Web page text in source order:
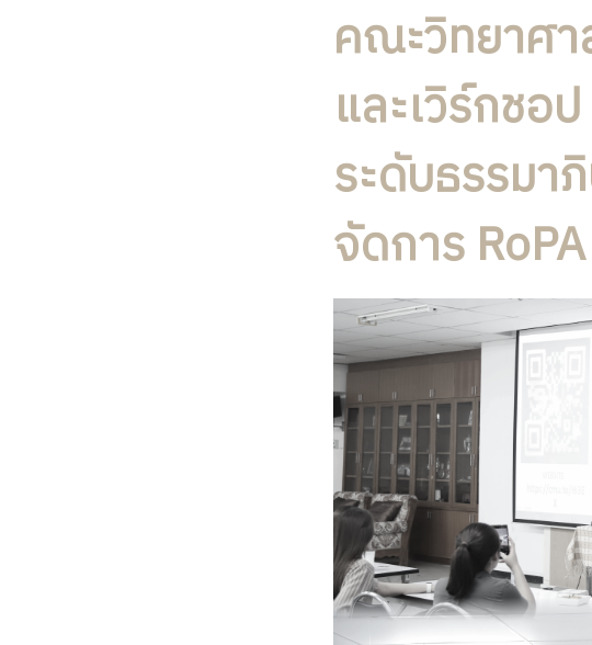
คณะวิทยาศ
และเวิร์กชอ
ระดับธรรมา
จัดการ